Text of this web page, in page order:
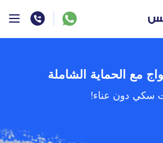
مع الحماية الشاملة
سكي دون عناء!